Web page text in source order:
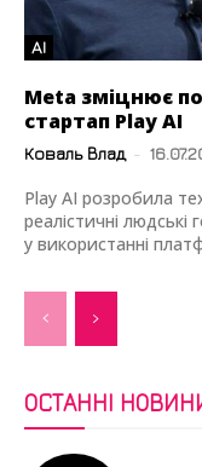
AI
Meta зміцнює
стартап Play AI
Коваль Влад -
Play AI розробила
реалістичні
у використанні
ОСТАННІ